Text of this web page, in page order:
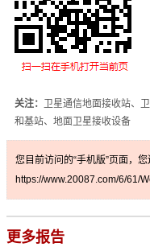
关注：
卫星通信地面接收站、
和基站、地面卫星接收设备
您目前访问的“手机版”页面，您
https://www.20087.com/6/61/
更多报告